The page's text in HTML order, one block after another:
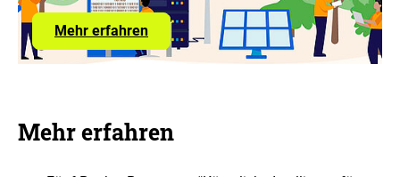
Mehr erfahrenzum
Förderprorgamm
KI-
Mehr erfahren